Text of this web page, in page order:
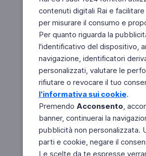
contenuti digitali Rai e
per misurare il consumo e
Per quanto riguarda la
l'identificativo del dispositivo,
navigazione, identificatori
personalizzati, valutare le
rifiutare o revocare il tuo
l'informativa sui cookie.
Premendo Acconsento,
banner, continuerai la
pubblicità non personalizzata.
parti e cookie, negare il
Le scelte da te espresse